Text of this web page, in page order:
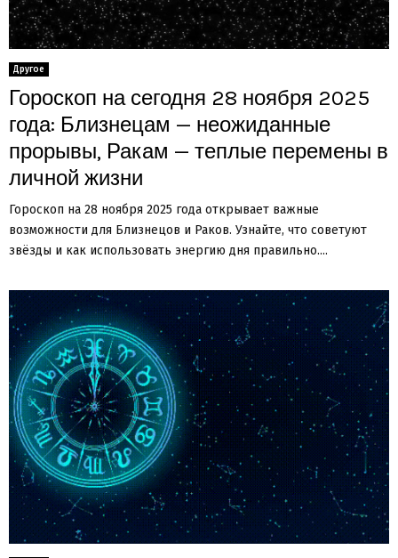
Другое
Гороскоп на сегодня 28 ноября 2025
года: Близнецам — неожиданные
прорывы, Ракам — теплые перемены в
личной жизни
Гороскоп на 28 ноября 2025 года открывает важные
возможности для Близнецов и Раков. Узнайте, что советуют
звёзды и как использовать энергию дня правильно....